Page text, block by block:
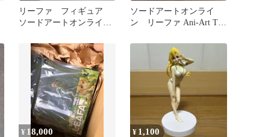
リーファ フィギュア
ソードアートオンライン
ソードアートオンライ
ン リーファ Ani-Art Tシ
¥ 18,000 ¥ 1,100